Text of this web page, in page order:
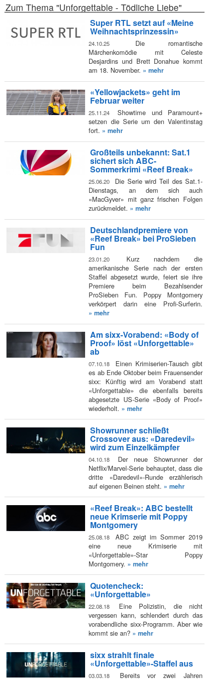
Zum Thema "Unforgettable - Tödliche Liebe"
Super RTL setzt auf «Meine
Weihnachtsprinzessin»
24.10.25
Die romantische
Märchenkomödie mit Celeste
Desjardins und Brett Donahue kommt
am 18. November. » mehr
«Yellowjackets» geht im
Februar weiter
25.11.24
Showtime und Paramount+
setzen die Serie um den Valentinstag
fort. » mehr
Großteils unbekannt: Sat.1
sichert sich ABC-
Sommerkrimi «Reef Break»
25.06.20
Die Serie wird Teil des Sat.1-
Dienstags, an dem sich auch
«MacGyver» mit ganz frischen Folgen
zurückmeldet. » mehr
Deutschlandpremiere von
«Reef Break» bei ProSieben
Fun
23.01.20
Kurz nachdem die
amerikanische Serie nach der ersten
Staffel abgesetzt wurde, feiert sie ihre
Premiere beim Bezahlsender
ProSieben Fun. Poppy Montgomery
verkörpert darin eine Profi-Surferin.
» mehr
Am sixx-Vorabend: «Body of
Proof» löst «Unforgettable»
ab
07.10.18
Einen Krimiserien-Tausch gibt
es ab Ende Oktober beim Frauensender
sixx: Künftig wird am Vorabend statt
«Unforgettable» die ebenfalls bereits
abgesetzte US-Serie «Body of Proof»
wiederholt. » mehr
Showrunner schließt
Crossover aus: «Daredevil»
wird zum Einzelkämpfer
04.10.18
Der neue Showrunner der
Netflix/Marvel-Serie behauptet, dass die
dritte «Daredevil»-Runde erzählerisch
auf eigenen Beinen steht. » mehr
«Reef Break»: ABC bestellt
neue Krimserie mit Poppy
Montgomery
25.08.18
ABC zeigt im Sommer 2019
eine neue Krimiserie mit
«Unforgettable»-Star Poppy
Montgomery. » mehr
Quotencheck:
«Unforgettable»
22.08.18
Eine Polizistin, die nicht
vergessen kann, schlendert durch das
vorabendliche sixx-Programm. Aber wie
kommt sie an? » mehr
sixx strahlt finale
«Unforgettable»-Staffel aus
03.03.18
Bereits vor zwei Jahren